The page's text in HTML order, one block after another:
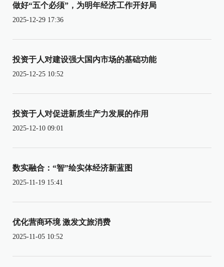
做好“五个必须”，为明年经济工作开好局
2025-12-29 17:36
投资于人对建设强大国内市场的基础功能
2025-12-25 10:52
投资于人对促进新质生产力发展的作用
2025-12-10 09:01
数实融合：“智”绘实体经济新蓝图
2025-11-19 15:41
优化营商环境 激发文旅消费
2025-11-05 10:52